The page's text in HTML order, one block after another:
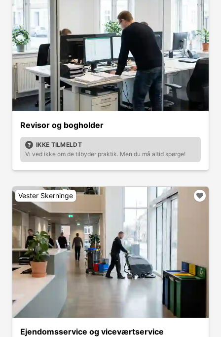
Revisor og bogholder
IKKE TILMELDT
Vi ved ikke om de tilbyder praktik. Men du må altid spørge!
Vester Skerninge
Ejendomsservice og viceværtservice